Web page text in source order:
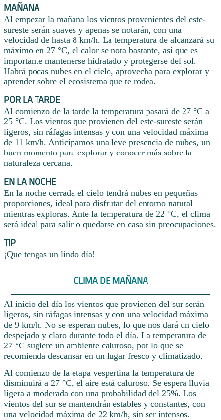
MAÑANA
Al empezar la mañana los vientos provenientes del este-
sureste serán suaves y apenas se notarán, con una
velocidad de hasta 8 km/h. La temperatura de alcanzará su
máximo en 27 °C, el calor se nota bastante, así que es
importante mantenerse hidratado y protegerse del sol.
Habrá pocas nubes en el cielo, aprovecha para explorar y
aprender sobre el ecosistema que te rodea.
POR LA TARDE
Al comienzo de la tarde la temperatura pasará de 27 °C a
25 °C. Los vientos que provienen del este-sureste serán
ligeros, sin ráfagas intensas y con una velocidad máxima
de 11 km/h. Anticipamos una leve presencia de nubes, un
buen momento para explorar y conocer más sobre la
naturaleza cercana.
EN LA NOCHE
En la noche cerrada el cielo tendrá nubes en pequeñas
proporciones, ideal para disfrutar del entorno natural
mientras exploras. Ante la temperatura de 22 °C, el clima
será ideal para salir o quedarse en casa sin preocupaciones.
TIP
¡Que tengas un lindo día!
CLIMA DE MAÑANA
Al inicio del día los vientos que provienen del sur serán
ligeros, sin ráfagas intensas y con una velocidad máxima
de 9 km/h. No se esperan nubes, lo que nos dará un cielo
despejado y claro durante todo el día. La temperatura de
27 °C sugiere un ambiente caluroso, por lo que se
recomienda descansar en un lugar fresco y climatizado.
Al comienzo de la etapa vespertina la temperatura de
disminuirá a 27 °C, el aire está caluroso. Se espera lluvia
ligera a moderada con una probabilidad del 25%. Los
vientos del sur se mantendrán estables y constantes, con
una velocidad máxima de 22 km/h, sin ser intensos.